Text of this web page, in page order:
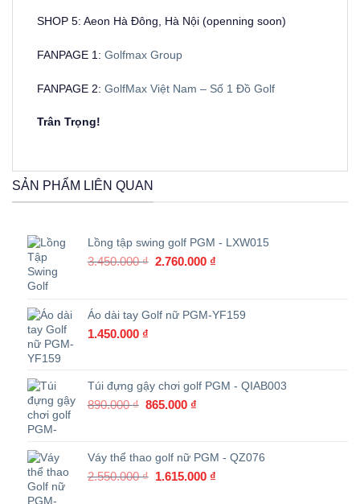
SHOP 5: Aeon Hà Đông, Hà Nội (openning soon)
FANPAGE 1: Golfmax Group
FANPAGE 2: GolfMax Việt Nam – Số 1 Đồ Golf
Trân Trọng!
SẢN PHẨM LIÊN QUAN
Lồng tập swing golf PGM - LXW015
3.450.000₫ Giá
2.760.000 ₫
2.760.000 ₫.
Áo dài tay Golf nữ PGM-YF159
1.450.000 ₫
Túi đựng gậy chơi golf PGM - QIAB003
890.000₫ Giá
865.000 ₫
865.000 ₫.
Váy thể thao golf nữ PGM - QZ076
2.550.000₫ Giá
1.615.000 ₫